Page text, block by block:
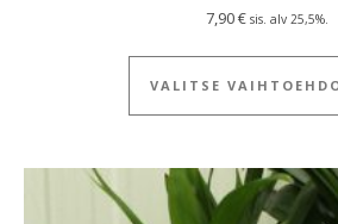
7,90€ sis. alv 25,5%.
VALITSE